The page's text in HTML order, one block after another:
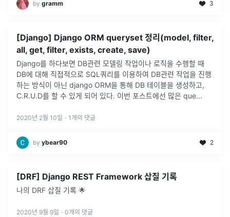
by gramm 3
[Django] Django ORM queryset 정리(model, filter,
all, get, filter, exists, create, save)
Django를 하다보면 DB관련 모델링 작업이나 로직을 수행할 때
DB에 대해 직접적으로 SQL쿼리를 이용하여 DB관련 작업을 진행
하는 방식이 아닌 django ORM을 통해 DB 테이블을 생성하고,
C.R.U.D를 할 수 있게 되어 있다. 이번 포스트에선 많은 que...
2020년 2월 10일 · 1 개의 댓글
by ybear90 2
[DRF] Django REST Framework 삽질 기록
나의 DRF 삽질 기록 🌟
2020년 9월 9일 · 0개의 댓글